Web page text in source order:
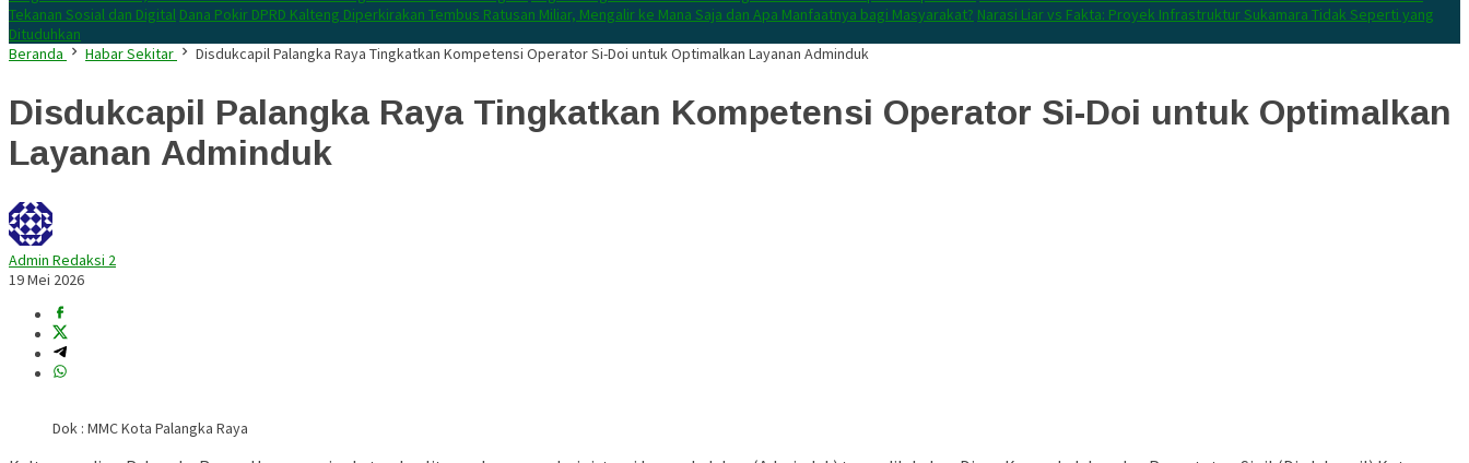
Tekanan Sosial dan Digital Dana Pokir DPRD Kalteng Diperkirakan Tembus Ratusan Miliar, Mengalir ke Mana Saja dan Apa Manfaatnya bagi Masyarakat? Narasi Liar vs Fakta: Proyek Infrastruktur Sukamara Tidak Seperti yang
Dituduhkan
Beranda
Habar Sekitar Disdukcapil Palangka Raya Tingkatkan Kompetensi Operator Si-Doi untuk Optimalkan Layanan Adminduk
Disdukcapil Palangka Raya Tingkatkan Kompetensi Operator Si-Doi untuk Optimalkan
Layanan Adminduk
Admin Redaksi 2
19 Mei 2026
Dok : MMC Kota Palangka Raya